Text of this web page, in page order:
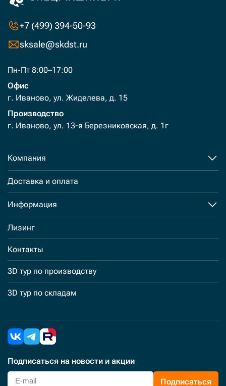
+7 (499) 394-50-93
sksale@skdst.ru
Пн-Пт 8:00–17:00
Офис
г. Иваново, ул. Жиделева, д. 15
Производство
г. Иваново, ул. 13-я Березниковская, д. 1г
Компания
Доставка и оплата
Информация
Лизинг
Контакты
3D тур по производству
3D тур по складам
Подписаться на новости и акции
Подписаться